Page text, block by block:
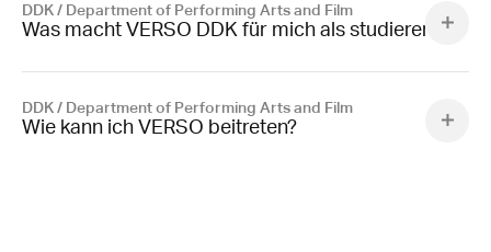
DDK / Department of Performing Arts and Film
Was macht VERSO DDK für mich als studierende
DDK / Department of Performing Arts and Film
Wie kann ich VERSO beitreten?